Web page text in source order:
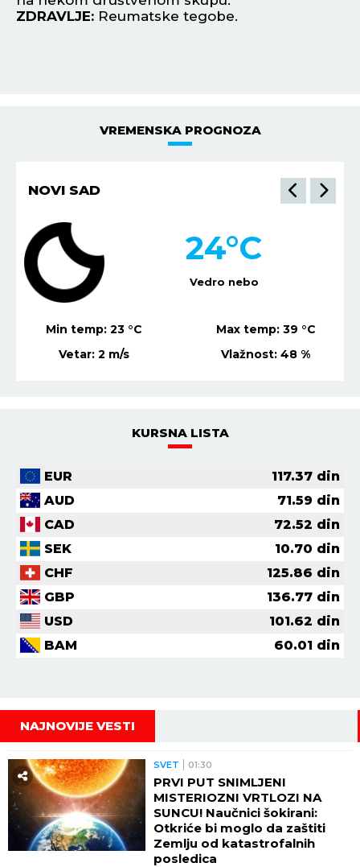
ozbiljnu vezu.
VREMENSKA PROGNOZA
NIŠ
Mestimično oblačno
22°C
Min temp:21 °C Max temp: 37 °C
Vetar:2 m/s Vlažnost:75 %
KURSNA LISTA
EUR 117.37 din
AUD
71.59 din
CAD
72.52 din
SEK
10.70 din
CHF
125.86 din
GBP
136.77 din
USD
101.62 din
BAM
60.01 din
NAJNOVIJE VESTI
SVET 01:30
PRVI PUT SNIMLJENI
MISTERIOZNI VRTLOZI NA
SUNCU! Naučnici šokirani:
Otkriće bi moglo da zaštiti
Zemlju od katastrofalnih
posledica